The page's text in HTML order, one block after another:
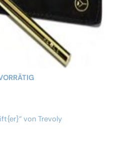
von Trevoly